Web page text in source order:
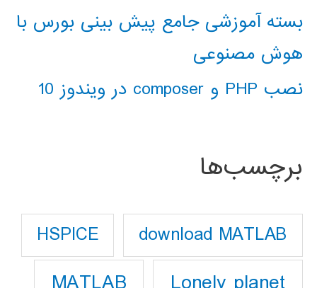
بسته آموزشی جامع پیش بینی بورس با
هوش مصنوعی
نصب PHP و composer در ویندوز 10
برچسب‌ها
download MATLAB
HSPICE